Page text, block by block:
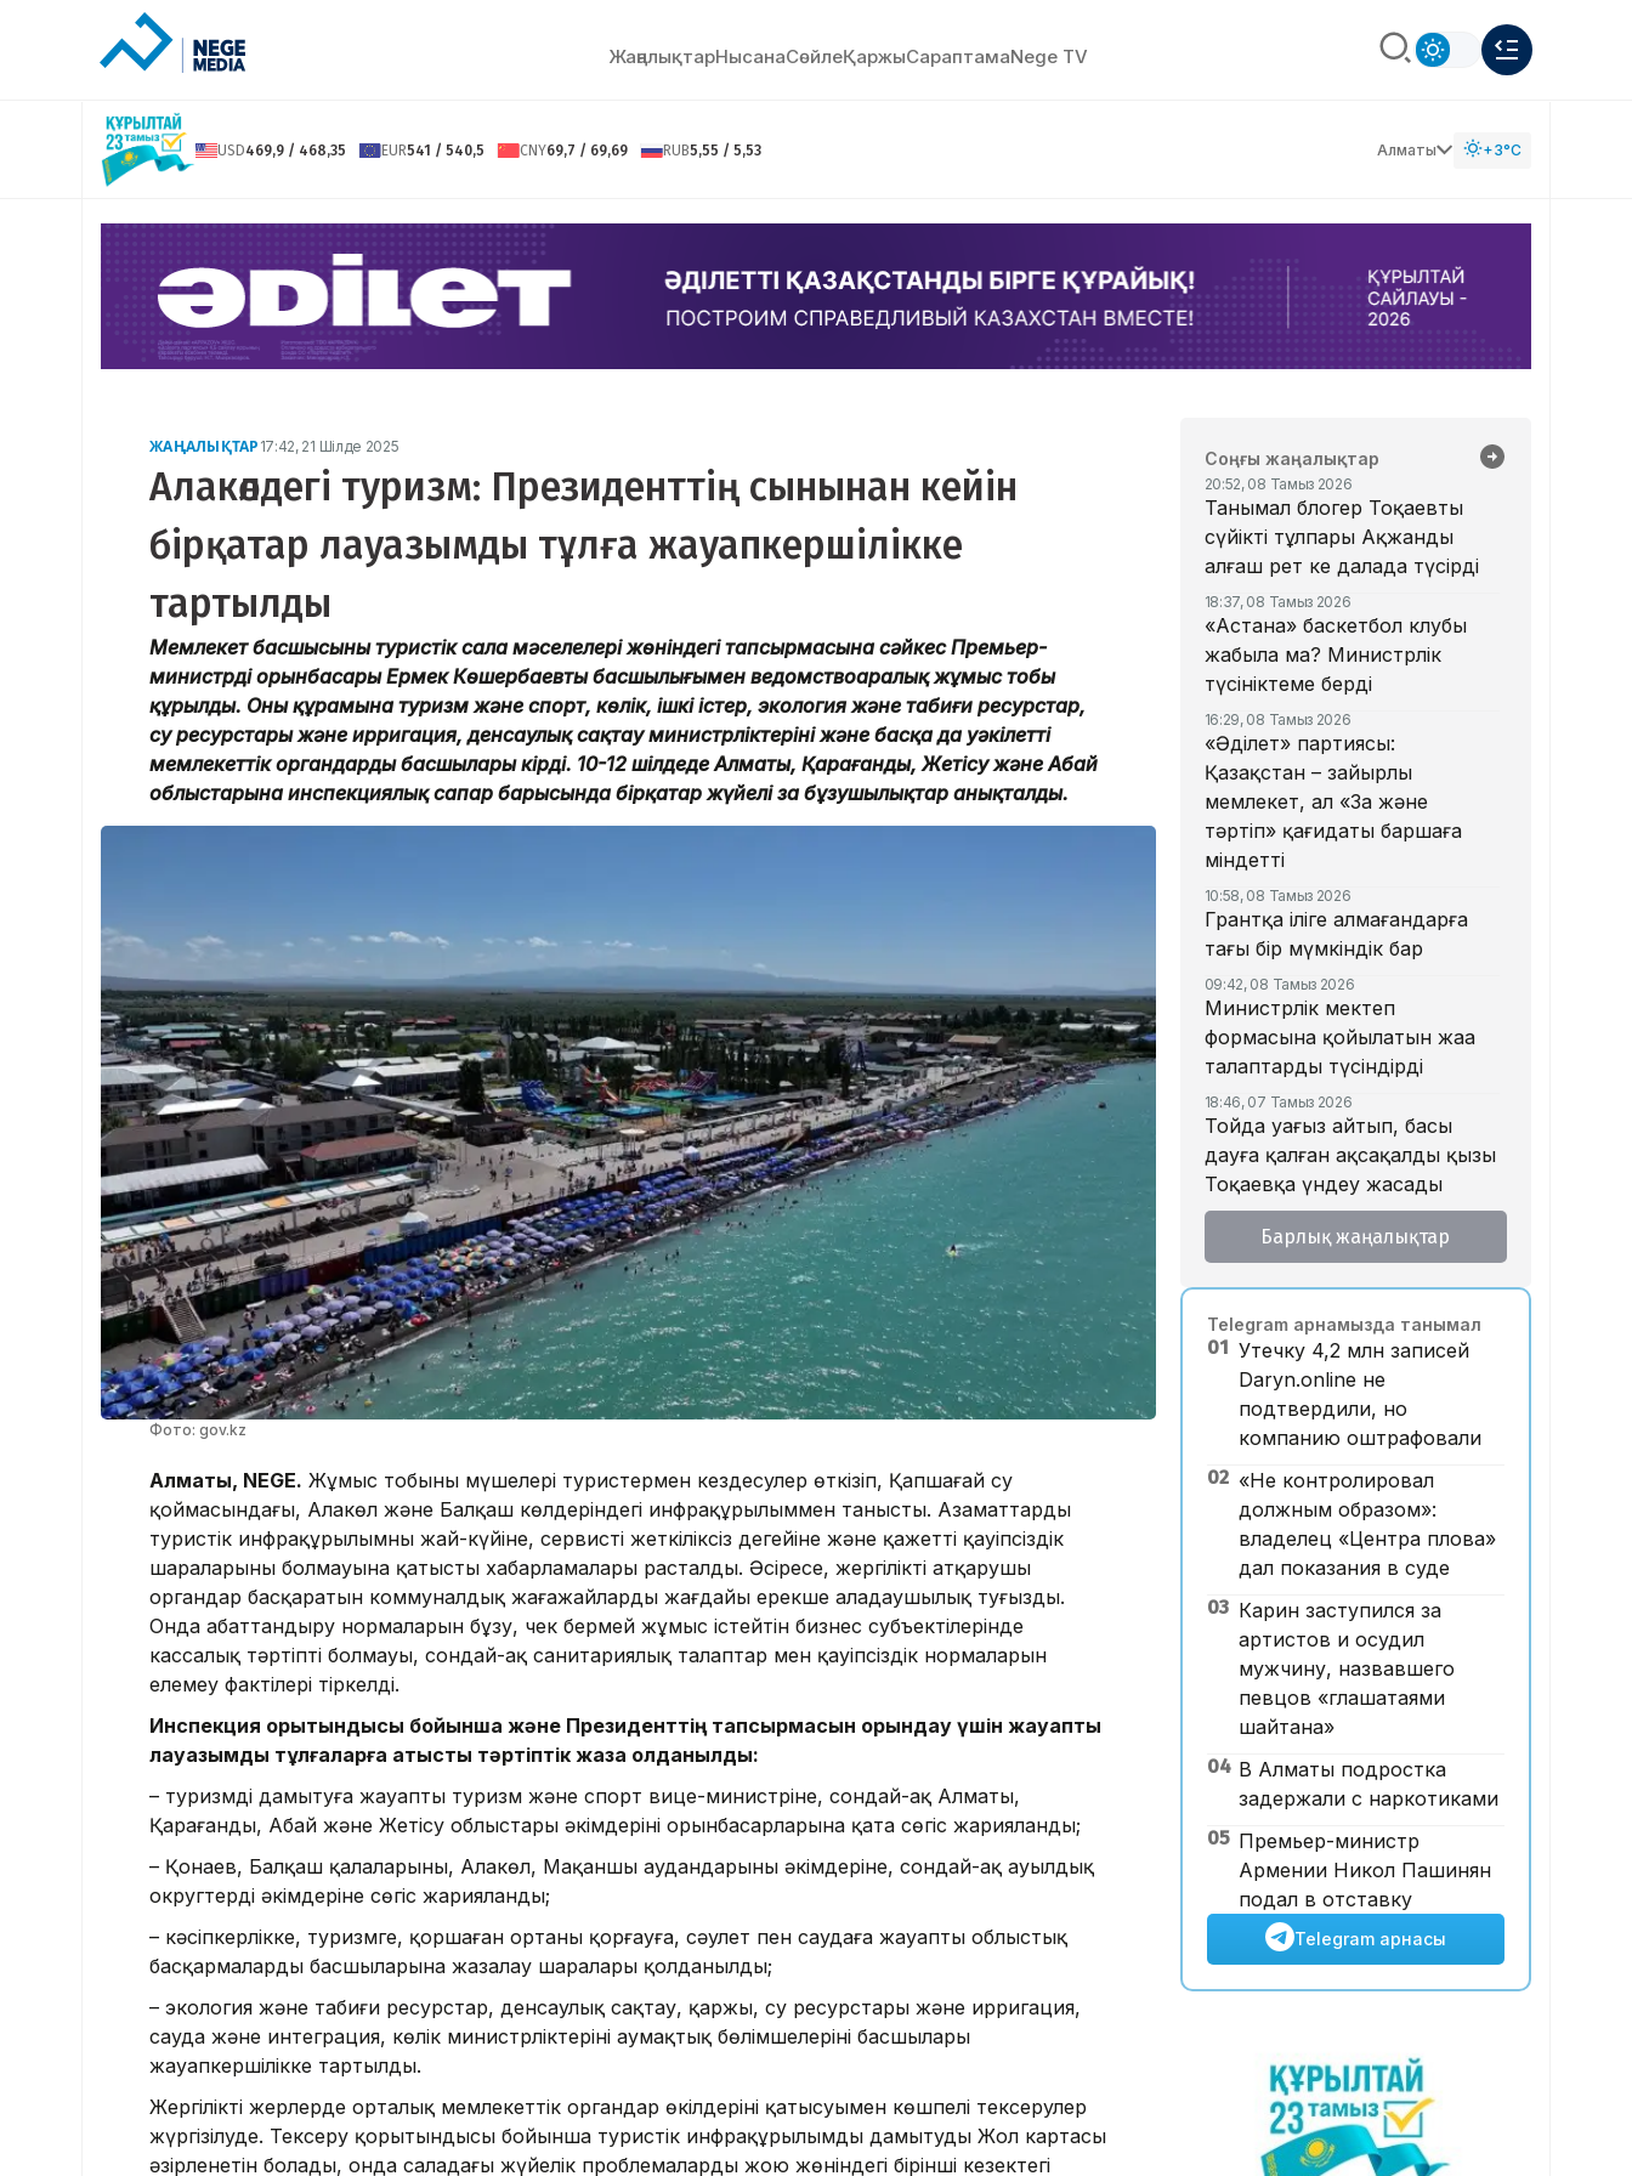
ЖаңалықтарНысанаСөйлeҚаржыСараптамаNege TV
USD469,9 / 468,35 EUR541 / 540,5 CNY69,7 / 69,69 RUB5,55 / 5,53 Алматы +3°C
ЖАҢАЛЫҚТАР 17:42, 21 Шілде 2025
Алакөлдегі туризм: Президенттің сынынан кейін
бірқатар лауазымды тұлға жауапкершілікке
тартылды
Мемлекет басшысының туристік сала мәселелері жөніндегі тапсырмасына сәйкес Премьер-
министрдің орынбасары Ермек Көшербаевтың басшылығымен ведомствоаралық жұмыс тобы
құрылды. Оның құрамына туризм және спорт, көлік, ішкі істер, экология және табиғи ресурстар,
су ресурстары және ирригация, денсаулық сақтау министрліктерінің және басқа да уәкілетті
мемлекеттік органдардың басшылары кірді. 10-12 шілдеде Алматы, Қарағанды, Жетісу және Абай
облыстарына инспекциялық сапар барысында бірқатар жүйелі заң бұзушылықтар анықталды.
Фото: gov.kz
Алматы, NEGE. Жұмыс тобының мүшелері туристермен кездесулер өткізіп, Қапшағай су
қоймасындағы, Алакөл және Балқаш көлдеріндегі инфрақұрылыммен танысты. Азаматтардың
туристік инфрақұрылымның жай-күйіне, сервистің жеткіліксіз деңгейіне және қажетті қауіпсіздік
шараларының болмауына қатысты хабарламалары расталды. Әсіресе, жергілікті атқарушы
органдар басқаратын коммуналдық жағажайлардың жағдайы ерекше алаңдаушылық туғызды.
Онда абаттандыру нормаларын бұзу, чек бермей жұмыс істейтін бизнес субъектілерінде
кассалық тәртіптің болмауы, сондай-ақ санитариялық талаптар мен қауіпсіздік нормаларын
елемеу фактілері тіркелді.
Инспекция қорытындысы бойынша және Президенттің тапсырмасын орындау үшін жауапты
лауазымды тұлғаларға қатысты тәртіптік жаза қолданылды:
– туризмді дамытуға жауапты туризм және спорт вице-министріне, сондай-ақ Алматы,
Қарағанды, Абай және Жетісу облыстары әкімдерінің орынбасарларына қатаң сөгіс жарияланды;
– Қонаев, Балқаш қалаларының, Алакөл, Мақаншы аудандарының әкімдеріне, сондай-ақ ауылдық
округтердің әкімдеріне сөгіс жарияланды;
– кәсіпкерлікке, туризмге, қоршаған ортаны қорғауға, сәулет пен саудаға жауапты облыстық
басқармалардың басшыларына жазалау шаралары қолданылды;
– экология және табиғи ресурстар, денсаулық сақтау, қаржы, су ресурстары және ирригация,
сауда және интеграция, көлік министрліктерінің аумақтық бөлімшелерінің басшылары
жауапкершілікке тартылды.
Жергілікті жерлерде орталық мемлекеттік органдар өкілдерінің қатысуымен көшпелі тексерулер
жүргізілуде. Тексеру қорытындысы бойынша туристік инфрақұрылымды дамытудың Жол картасы
әзірленетін болады, онда саладағы жүйелік проблемаларды жою жөніндегі бірінші кезектегі
Соңғы жаңалықтар
20:52, 08 Тамыз 2026
Танымал блогер Тоқаевтың
сүйікті тұлпары Ақжанды
алғаш рет кең далада түсірді
18:37, 08 Тамыз 2026
«Астана» баскетбол клубы
жабыла ма? Министрлік
түсініктеме берді
16:29, 08 Тамыз 2026
«Әділет» партиясы:
Қазақстан – зайырлы
мемлекет, ал «Заң және
тәртіп» қағидаты баршаға
міндетті
10:58, 08 Тамыз 2026
Грантқа іліге алмағандарға
тағы бір мүмкіндік бар
09:42, 08 Тамыз 2026
Министрлік мектеп
формасына қойылатын жаңа
талаптарды түсіндірді
18:46, 07 Тамыз 2026
Тойда уағыз айтып, басы
дауға қалған ақсақалдың қызы
Тоқаевқа үндеу жасады
17:47, 07 Тамыз 2026
«Ресейден жеткізілген»:
ұсталды
17:29, 07 Тамыз 2026
ЕҮАК отырысында
электрондық сауда туралы
келісімге қол қойылды
16:49, 07 Тамыз 2026
Алматыдағы «Байсат»
базары аукционда 24,7 млрд
теңгеге сатылды
15:53, 07 Тамыз 2026
Қазақстанда аукцион өткізу
тәртібі өзгертілмек: кепілдік
жарна құны қымбаттайды
Барлық жаңалықтар
Telegram арнамызда танымал
01 Утечку 4,2 млн записей
Daryn.online не
подтвердили, но
компанию оштрафовали
02 «Не контролировал
должным образом»:
владелец «Центра плова»
дал показания в суде
03 Карин заступился за
артистов и осудил
мужчину, назвавшего
певцов «глашатаями
шайтана»
04 В Алматы подростка
задержали с наркотиками
05 Премьер-министр
Армении Никол Пашинян
подал в отставку
Telegram арнасы